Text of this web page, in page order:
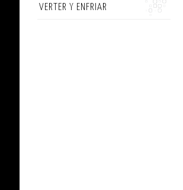
VERTER Y ENFRIAR